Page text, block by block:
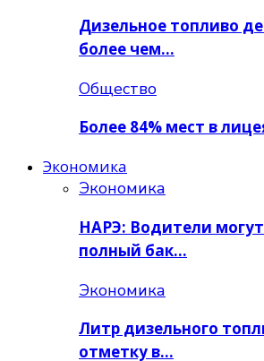
Дизельное топливо
более чем…
Общество
Более 84% мест в
Экономика
Экономика
НАРЭ: Водители
полный бак…
Экономика
Литр дизельного
отметку в…